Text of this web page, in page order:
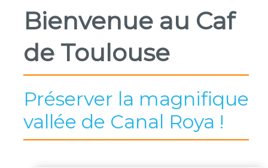
Bienvenue au Caf
de Toulouse
Préserver la magnifique
vallée de Canal Roya !